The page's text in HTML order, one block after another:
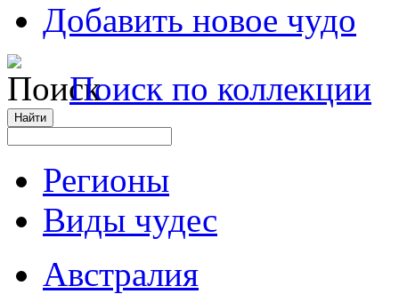
Добавить новое чудо
Поиск по коллекции
Регионы
Виды чудес
Австралия